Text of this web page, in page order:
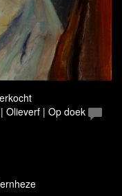
Olieverf | Op doek